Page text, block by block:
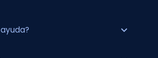
expand_more